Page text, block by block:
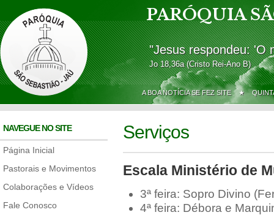
PARÓQUIA
"Jesus respondeu: 'O
Jo 18,36a (Cristo Rei-Ano B)
A BOA NOTÍCIA SE FEZ SITE ★
NAVEGUE NO SITE
Página Inicial
Pastorais e Movimentos
Colaborações e Vídeos
Fale Conosco
Serviços
Escala Ministério de
3ª feira: Sopro Divino
4ª feira: Débora e